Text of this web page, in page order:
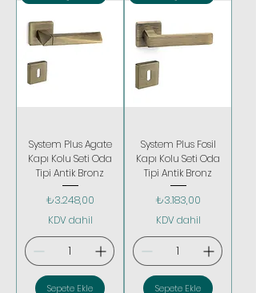
System Plus Agate
Kapı Kolu Seti Oda
Tipi Antik Bronz
Fiyat
₺3.248,00
KDV dahil
Sepete Ekle
System Plus Fosil
Kapı Kolu Seti Oda
Tipi Antik Bronz
Fiyat
₺3.183,00
KDV dahil
Sepete Ekle